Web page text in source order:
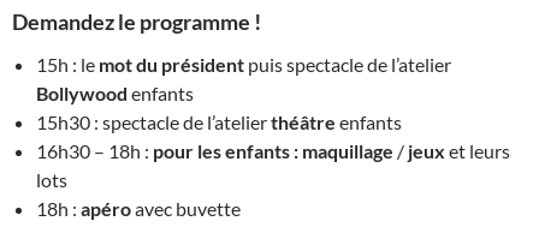
Demandez le programme !
15h : le mot du président puis spectacle de l’atelier
Bollywood enfants
15h30 : spectacle de l’atelierthéâtre enfants
16h30 – 18h : pour les enfants : maquillage / jeux et leurs
lots
18h : apéroavec buvette